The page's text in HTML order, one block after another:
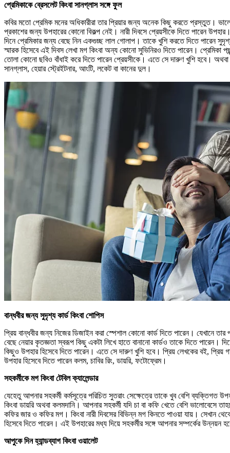
প্রেমিকাকে ব্রেসলেট কিংবা সানগ্লাস সঙ্গে ফুল
কবির মতো প্রেমিক মনের অধিকারীরা তার প্রিয়ার জন্য অনেক কিছু করতে প্রস্তুত।
প্রকাশের জন্য উপহারের কোনো বিকল্প নেই। নারী দিবসে প্রেয়সীকে দিতে পারেন
দিনে প্রেমিকার জন্য বেছে নিন একগুচ্ছ লাল গোলাপ। তাকে খুশি করতে দিতে পারেন
স্মারক হিসেবে এই দিবস লেখা মগ কিংবা অন্য কোনো সুভিনিরও দিতে পারেন। প্রেমিকা
তোলা কোনো ছবিও বাঁধাই করে দিতে পারেন প্রেয়সীকে। এতে সে দারুণ খুশি হবে। অথবা
সানগ্লাস, হেয়ার স্ট্রেইটনার, আংটি, লকেট বা কানের দুল।
বান্ধবীর জন্য সুদৃশ্য কার্ড কিংবা শোপিস
প্রিয় বান্ধবীর জন্য নিজের ডিজাইন করা স্পেশাল কোনো কার্ড দিতে পারেন। যেখানে
বেছে নেয়ার কৃতজ্ঞতা স্বরূপ কিছু একটা লিখে হাতে বানানো কার্ডও তাকে দিতে পারেন।
কিছুও উপহার হিসেবে দিতে পারেন। এতে সে দারুণ খুশি হবে। প্রিয় লেখকের বই, প্রিয়
উপহার হিসেবে দিতে পারেন কলম, চাবির রিং, ডায়রি, ফটোফ্রেম।
সহকর্মীকে মগ কিংবা টেবিল ক্যালেন্ডার
যেহেতু আপনার সহকর্মী কর্মসূত্রে পরিচিত সুতরাং সেক্ষেত্রে তাকে খুব বেশি ব্যক্তিগত
কিংবা ডায়রি অথবা কলমদানি। আপনার সহকর্মী যদি চা বা কফি খেতে বেশি ভালোবেসে
কফির জার ও কফির মগ। কিংবা নারী দিবসের বিভিন্ন মগ কিনতে পাওয়া যায়। সেখান
হিসেবে দিতে পারেন। এই উপহারের মধ্য দিয়ে সহকর্মীর সঙ্গে আপনার সম্পর্কের উন্নয়ন
আপুকে দিন হ্যান্ডব্যাগ কিংবা ওয়ালেট